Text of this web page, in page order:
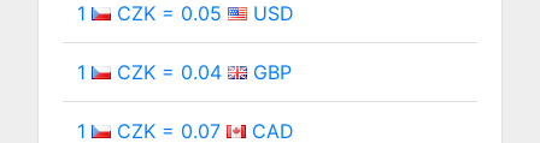
1 CZK = 0.05 USD
1 CZK = 0.04 GBP
1 CZK = 0.07 CAD